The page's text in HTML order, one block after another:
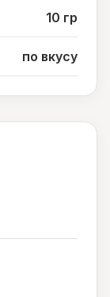
10 гр
по вкусу